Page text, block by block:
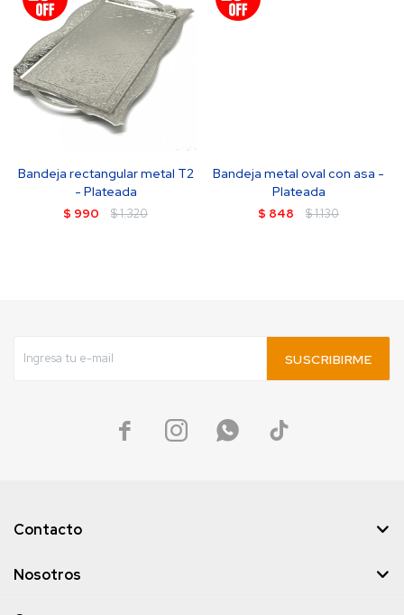
Bandeja rectangular metal T2
- Plateada
$ 990 $1.320
Bandeja metal oval con asa -
Plateada
$ 848 $1.130
SUSCRIBIRME
   
Contacto
Nosotros